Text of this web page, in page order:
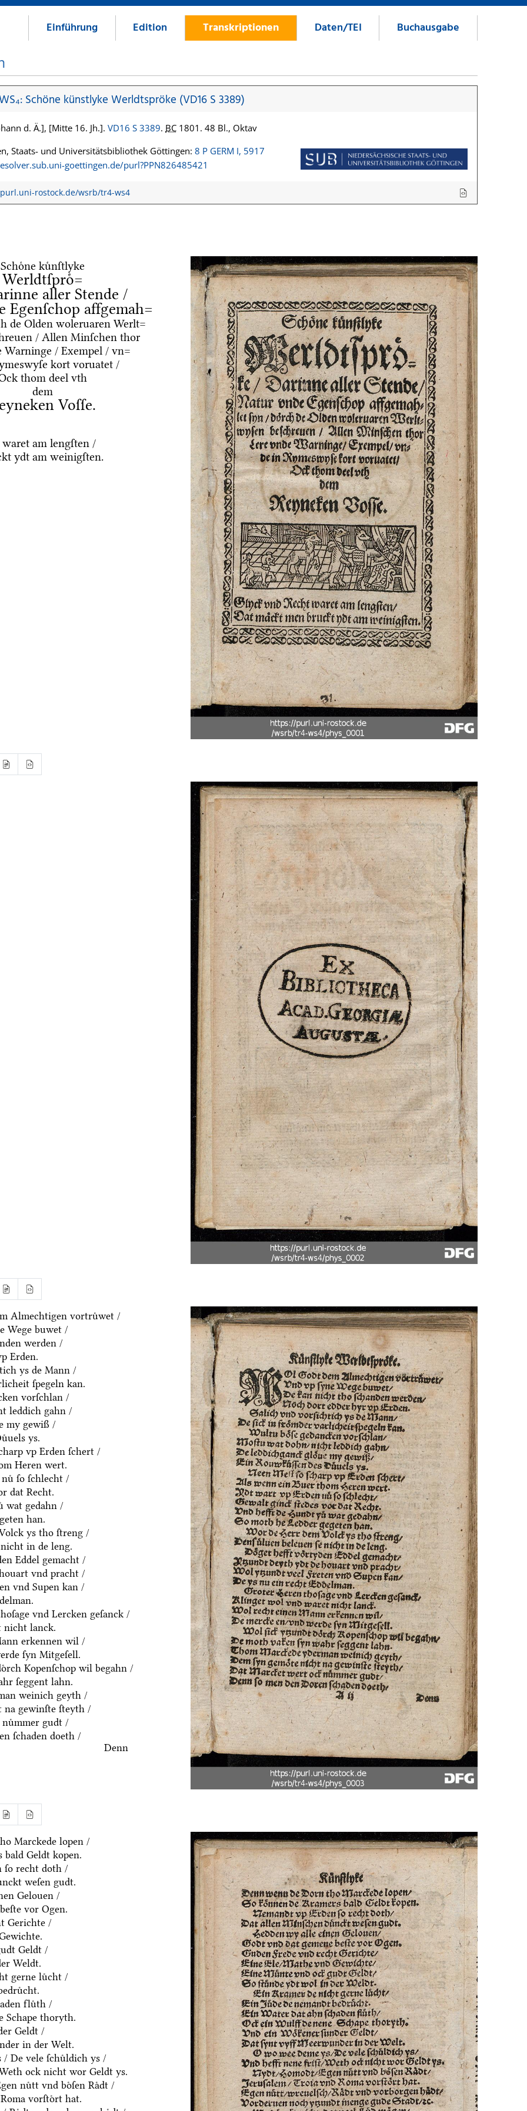
Einführung Edition Transkriptionen Daten/TEI Buchausgabe
Schöne künstlyke Werldtspröke (VD16 S 3389)
d. Ä.], [Mitte 16. Jh.]. VD16 S 3389. BC 1801. 48 Bl., Oktav
Staats- und Universitätsbibliothek Göttingen: 8 P GERM I, 5917
goettingen.de/purl?PPN826485421
rostock.de/wsrb/tr4-ws4
Schoͤne kuͤnſtlyke
Werldtſproͤ=
aller Stende /
Egenſchop affgemah=
de Olden woleruaren Werlt=
/ Allen Minſchen thor
Warninge / Exempel / vn=
kort voruatet /
thom deel vth
dem
Voſſe.
am lengſten /
ydt am weinigſten.
Almechtigen vortruͤwet /
Wege buwet /
werden /
Erden.
ys de Mann /
ſpegeln kan.
vorſchlan /
leddich gahn /
my gewiß /
ys.
vp Erden ſchert /
Heren wert.
ſo ſchlecht /
dat Recht.
wat gedahn /
han.
ys tho ſtreng /
nicht in de leng.
Eddel gemacht /
vnd pracht /
vnd Supen kan /
vnd Lercken geſanck /
nicht lanck.
erkennen wil /
ſyn Mitgeſell.
Kopenſchop wil begahn /
ſeggent lahn.
weinich geyth /
gewinſte ſteyth /
gudt /
ſchaden doeth /
Denn
Marckede lopen /
bald Geldt kopen.
ſo recht doth /
weſen gudt.
Gelouen /
vor Ogen.
Gerichte /
Geldt /
Weldt.
gerne luͤcht /
fluͤth /
Schape thoryth.
Geldt /
in der Welt.
/ De vele ſchuͤldich ys /
ock nicht wor Geldt ys.
nuͤtt vnd boͤſen Raͤdt /
vorſtoͤrt hat.